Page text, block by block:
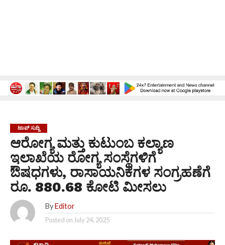
ಟಾಪ್ ಸುದ್ದಿ
ಆರೋಗ್ಯ ಮತ್ತು ಕುಟುಂಬ ಕಲ್ಯಾಣ
ಇಲಾಖೆಯ ರೋಗ್ಯ ಸಂಸ್ಥೆಗಳಿಗೆ
ಔಷಧಗಳು, ರಾಸಾಯನಿಕಗಳ ಸಂಗ್ರಹಣೆಗೆ
ರೂ. 880.68 ಕೋಟಿ ಮೀಸಲು
By Editor
Posted onJuly 24, 2025